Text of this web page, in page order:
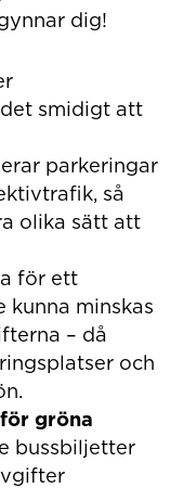
dig!
smidigt att
parkeringar
så
olika sätt att
för ett
kunna minskas
– då
och
gröna
bussbiljetter